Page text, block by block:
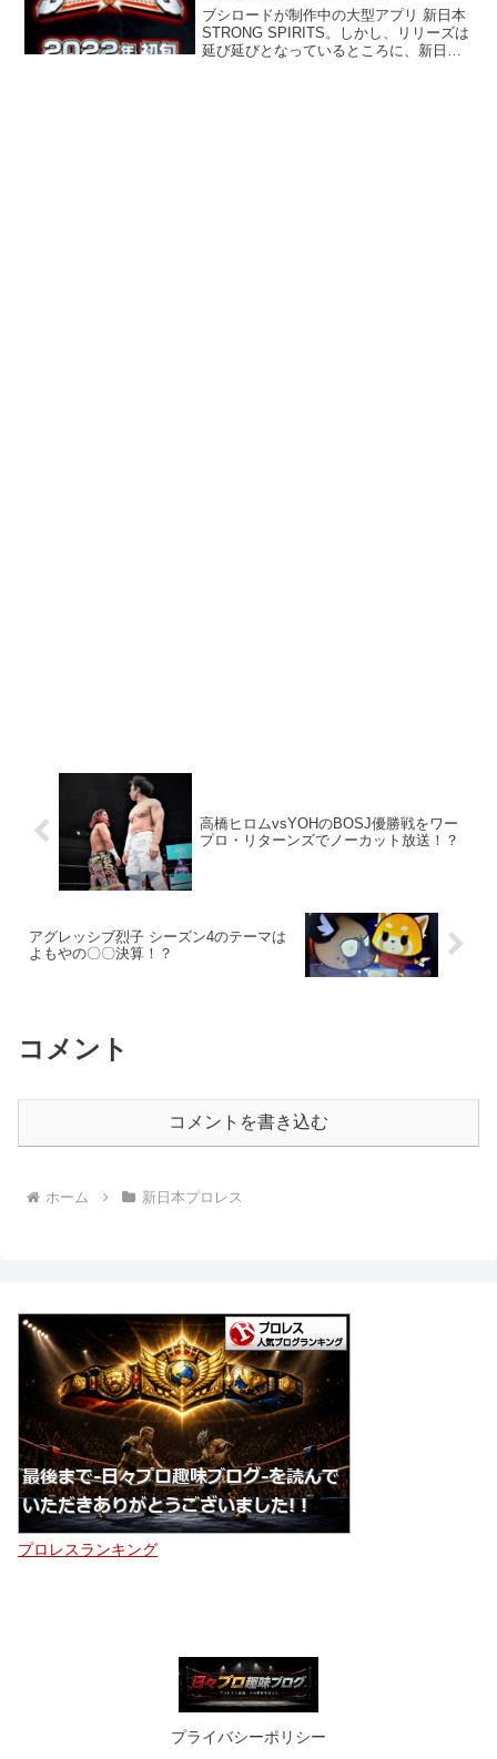
ブシロードが制作中の大型アプリ 新日本
STRONG SPIRITS。しかし、リリーズは
延び延びとなっているところに、新日イ
高橋ヒロムvsYOHのBOSJ優勝戦をワー
プロ・リターンズでノーカット放送！？
アグレッシブ烈子 シーズン4のテーマは
よもやの〇〇決算！？
コメント
コメントを書き込む
ホーム 新日本プロレス
プロレスランキング
プライバシーポリシー